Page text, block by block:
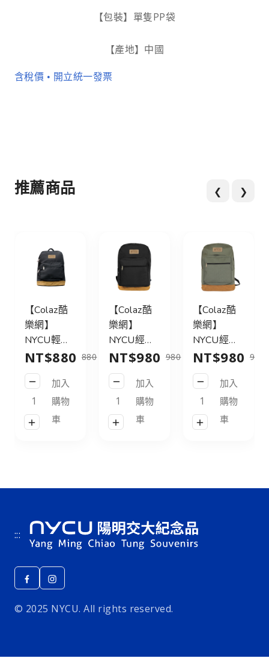
【包裝】單隻PP袋
【產地】中國
含稅價 • 開立統一發票
推薦商品 ❮ ❯
【Colaz酷
樂網】
NYCU輕旅
行後背包
21L_黑／
NYCU
Logo
Backpack
21L_Black
NT$880 880
加入
購物
車
【Colaz酷
樂網】
NYCU經典
後背包31L
皮標款_黑
／NYCU
Logo
Backpack
31L_Black
NT$980 980
加入
購物
車
【Colaz酷
樂網】
NYCU經典
後背包31L
皮標款_灰
綠／NYCU
Logo
Backpack
31L_Green
NT$980 980
加入
購物
車
:::
© 2025 NYCU. All rights reserved.